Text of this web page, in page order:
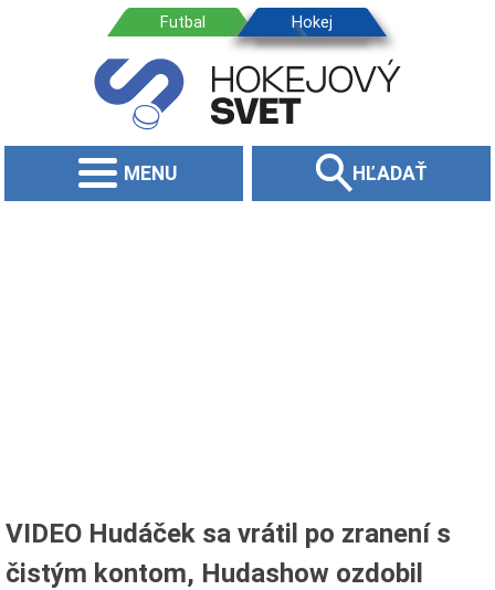
MENU HĽADAŤ
VIDEO Hudáček sa vrátil po zranení s
čistým kontom, Hudashow ozdobil